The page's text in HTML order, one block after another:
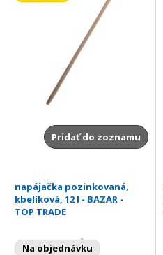
Pridať do zoznamu
napájačka pozinkovaná,
kbelíková, 12 l - BAZAR -
TOP TRADE
Na objednávku